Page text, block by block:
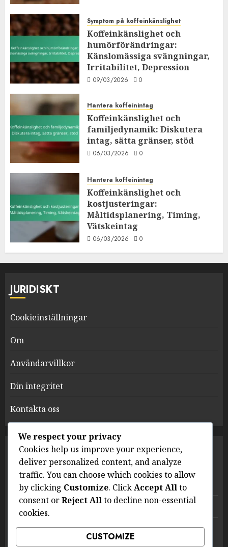
Symptom på koffeinkänslighet
Koffeinkänslighet och
humörförändringar:
Känslomässiga svängningar,
Irritabilitet, Depression
09/03/2026 0
Hantera koffeinintag
Koffeinkänslighet och
familjedynamik: Diskutera
intag, sätta gränser, stöd
06/03/2026 0
Hantera koffeinintag
Koffeinkänslighet och
kostjusteringar:
Måltidsplanering, Timing,
Vätskeintag
06/03/2026 0
JURIDISKT
Cookieinställningar
Om
Användarvillkor
Din integritet
Kontakta oss
KATEGORIER
Hantera koffeinintag
Psykologiska effekter av koffein
Symptom på koffeinkänslighet
We respect your privacy
Cookies help us improve your experience,
deliver personalized content, and analyze
traffic. You can choose which cookies to allow
by clicking Customize. ClickAccept Allto
consent orReject Allto decline non-essential
cookies.
CUSTOMIZE